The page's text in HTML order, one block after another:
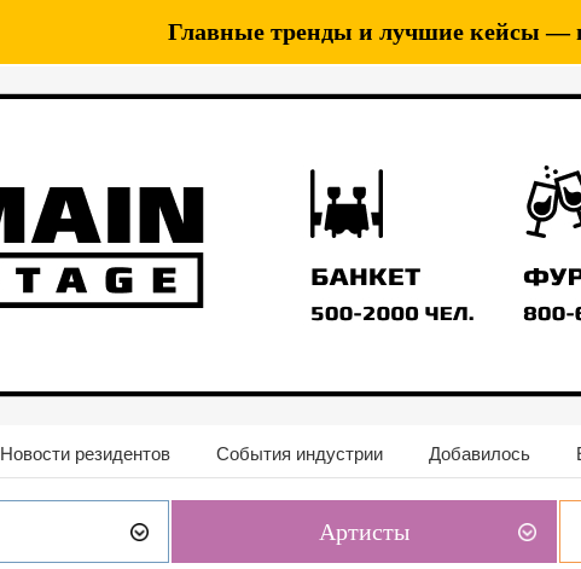
Главные тренды и лучшие кейсы —
Новости резидентов События индустрии Добавилось
Артисты